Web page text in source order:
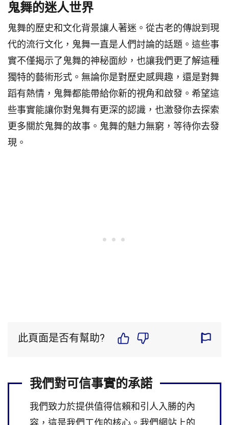
鬼舞的迷人世界
鬼舞的歷史和文化背景讓人著迷。從古老的傳說到現
代的流行文化，鬼舞一直是人們討論的話題。這些事
實不僅揭示了鬼舞的神秘面紗，也讓我們更了解這種
獨特的藝術形式。無論你是對歷史感興趣，還是對舞
蹈有熱情，鬼舞都能帶給你新的視角和啟發。希望這
些事實能讓你對鬼舞有更深的認識，也激發你去探索
更多關於鬼舞的故事。鬼舞的魅力無窮，等待你去發
現。
此頁面是否有幫助?
我們對可信事實的承諾
我們致力於提供值得信賴和引人入勝的內
容，這是我們工作的核心。我們網站上的